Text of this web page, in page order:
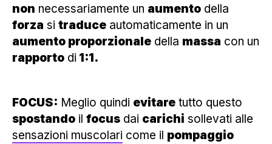
non necessariamente un aumento della
forza si traduce automaticamente in un
aumento proporzionale della massa con un
rapporto di 1:1.
FOCUS: Meglio quindi evitare tutto questo
spostando il focus dai carichi sollevati alle
sensazioni muscolari come il pompaggio